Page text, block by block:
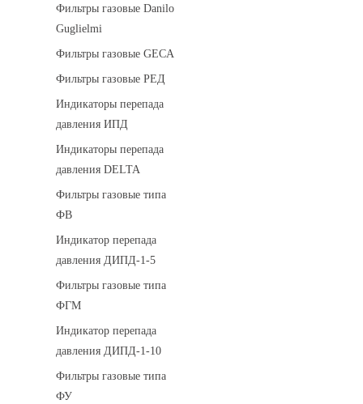
Фильтры газовые Danilo
Guglielmi
Фильтры газовые GECA
Фильтры газовые РЕД
Индикаторы перепада
давления ИПД
Индикаторы перепада
давления DELTA
Фильтры газовые типа
ФВ
Индикатор перепада
давления ДИПД-1-5
Фильтры газовые типа
ФГМ
Индикатор перепада
давления ДИПД-1-10
Фильтры газовые типа
ФУ